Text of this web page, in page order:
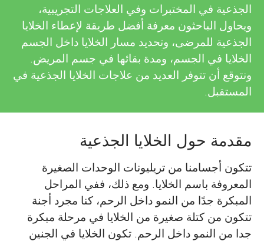
d
s
الجذعية في المختبرات وفي العلاجات التجريبية،
ويحاول الباحثون معرفة أفضل طريقة لإعطاء الخلايا
الجذعية للمرضى، وتحديد مسار الخلايا داخل الجسم
الخلايا في الجسم، ومدة بقائها في جسم المريض.
ونتوقع أن تتوفر العديد من علاجات الخلايا الجذعية في
المستقبل.
مقدمة حول الخلايا الجذعية
تتكون أجسامنا من تريليونات الوحدات الصغيرة
المعروفة باسم الخلايا. ومع ذلك، ففي المراحل
المبكرة جدًا من النمو داخل الرحم، كنا مجرد أجنة
تتكون من كتلة صغيرة من الخلايا في مرحلة مبكرة
جدا من النمو داخل الرحم. تكون الخلايا في الجنين